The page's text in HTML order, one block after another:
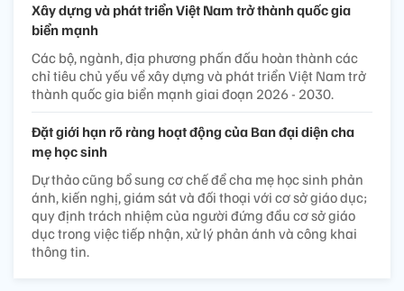
Xây dựng và phát triển Việt Nam trở thành quốc gia
biển mạnh
Các bộ, ngành, địa phương phấn đấu hoàn thành các
chỉ tiêu chủ yếu về xây dựng và phát triển Việt Nam trở
thành quốc gia biển mạnh giai đoạn 2026 - 2030.
Đặt giới hạn rõ ràng hoạt động của Ban đại diện cha
mẹ học sinh
Dự thảo cũng bổ sung cơ chế để cha mẹ học sinh phản
ánh, kiến nghị, giám sát và đối thoại với cơ sở giáo dục;
quy định trách nhiệm của người đứng đầu cơ sở giáo
dục trong việc tiếp nhận, xử lý phản ánh và công khai
thông tin.